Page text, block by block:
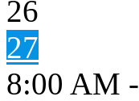
26
27
8:00 AM -